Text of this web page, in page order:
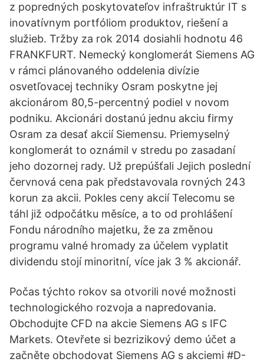
z popredných poskytovateľov infraštruktúr IT s
inovatívnym portfóliom produktov, riešení a
služieb. Tržby za rok 2014 dosiahli hodnotu 46
FRANKFURT. Nemecký konglomerát Siemens AG
v rámci plánovaného oddelenia divízie
osvetľovacej techniky Osram poskytne jej
akcionárom 80,5-percentný podiel v novom
podniku. Akcionári dostanú jednu akciu firmy
Osram za desať akcií Siemensu. Priemyselný
konglomerát to oznámil v stredu po zasadaní
jeho dozornej rady. Už prepúšťali Jejich poslední
červnová cena pak představovala rovných 243
korun za akcii. Pokles ceny akcií Telecomu se
táhl již odpočátku měsíce, a to od prohlášení
Fondu národního majetku, že za změnou
programu valné hromady za účelem vyplatit
dividendu stojí minoritní, více jak 3 % akcionář.
Počas týchto rokov sa otvorili nové možnosti
technologického rozvoja a napredovania.
Obchodujte CFD na akcie Siemens AG s IFC
Markets. Otevřete si bezrizikový demo účet a
začněte obchodovat Siemens AG s akciemi #D-